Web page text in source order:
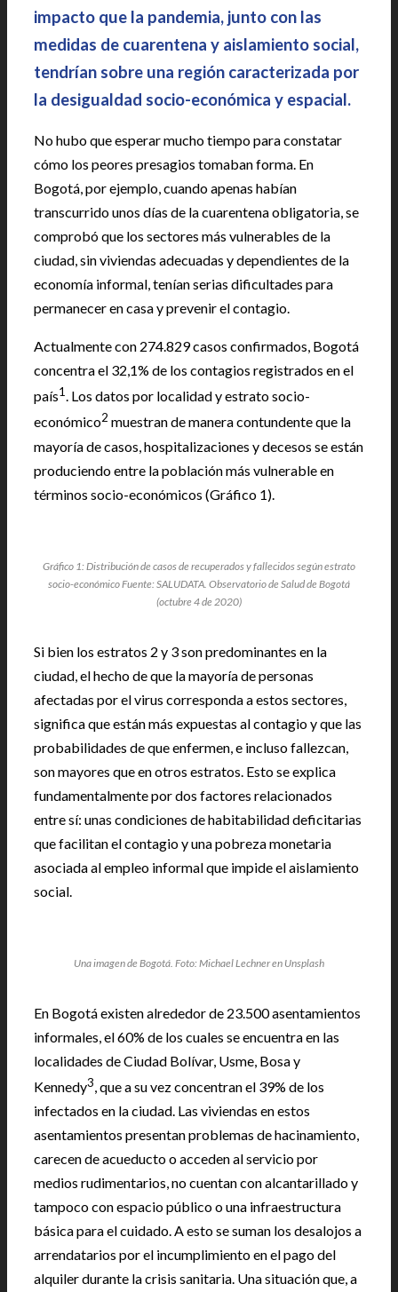
impacto que la pandemia, junto con las
medidas de cuarentena y aislamiento social,
tendrían sobre una región caracterizada por
la desigualdad socio-económica y espacial.
No hubo que esperar mucho tiempo para constatar
cómo los peores presagios tomaban forma. En
Bogotá, por ejemplo, cuando apenas habían
transcurrido unos días de la cuarentena obligatoria, se
comprobó que los sectores más vulnerables de la
ciudad, sin viviendas adecuadas y dependientes de la
economía informal, tenían serias dificultades para
permanecer en casa y prevenir el contagio.
Actualmente con 274.829 casos confirmados, Bogotá
concentra el 32,1% de los contagios registrados en el
país1. Los datos por localidad y estrato socio-
económico2 muestran de manera contundente que la
mayoría de casos, hospitalizaciones y decesos se están
produciendo entre la población más vulnerable en
términos socio-económicos (Gráfico 1).
Gráfico 1: Distribución de casos de recuperados y fallecidos según estrato
socio-económico Fuente: SALUDATA. Observatorio de Salud de Bogotá
(octubre 4 de 2020)
Si bien los estratos 2 y 3 son predominantes en la
ciudad, el hecho de que la mayoría de personas
afectadas por el virus corresponda a estos sectores,
significa que están más expuestas al contagio y que las
probabilidades de que enfermen, e incluso fallezcan,
son mayores que en otros estratos. Esto se explica
fundamentalmente por dos factores relacionados
entre sí: unas condiciones de habitabilidad deficitarias
que facilitan el contagio y una pobreza monetaria
asociada al empleo informal que impide el aislamiento
social.
Una imagen de Bogotá. Foto: Michael Lechner en Unsplash
En Bogotá existen alrededor de 23.500 asentamientos
informales, el 60% de los cuales se encuentra en las
localidades de Ciudad Bolívar, Usme, Bosa y
Kennedy3, que a su vez concentran el 39% de los
infectados en la ciudad. Las viviendas en estos
asentamientos presentan problemas de hacinamiento,
carecen de acueducto o acceden al servicio por
medios rudimentarios, no cuentan con alcantarillado y
tampoco con espacio público o una infraestructura
básica para el cuidado. A esto se suman los desalojos a
arrendatarios por el incumplimiento en el pago del
alquiler durante la crisis sanitaria. Una situación que, a